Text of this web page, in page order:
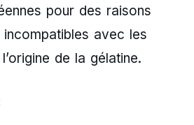
pour des raisons
avec les
de la gélatine.